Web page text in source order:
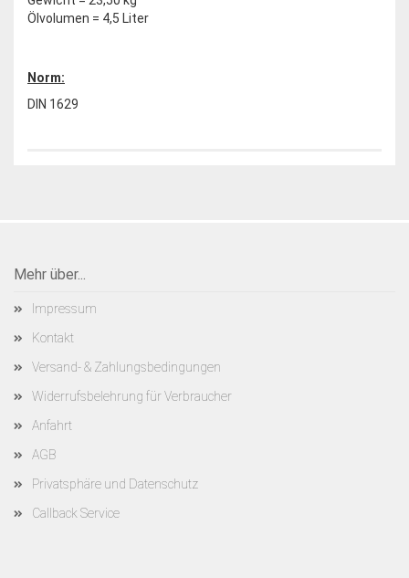
Ölvolumen = 4,5 Liter
Norm:
DIN 1629
Mehr über...
Impressum
Kontakt
Versand- & Zahlungsbedingungen
Widerrufsbelehrung für Verbraucher
Anfahrt
AGB
Privatsphäre und Datenschutz
Callback Service